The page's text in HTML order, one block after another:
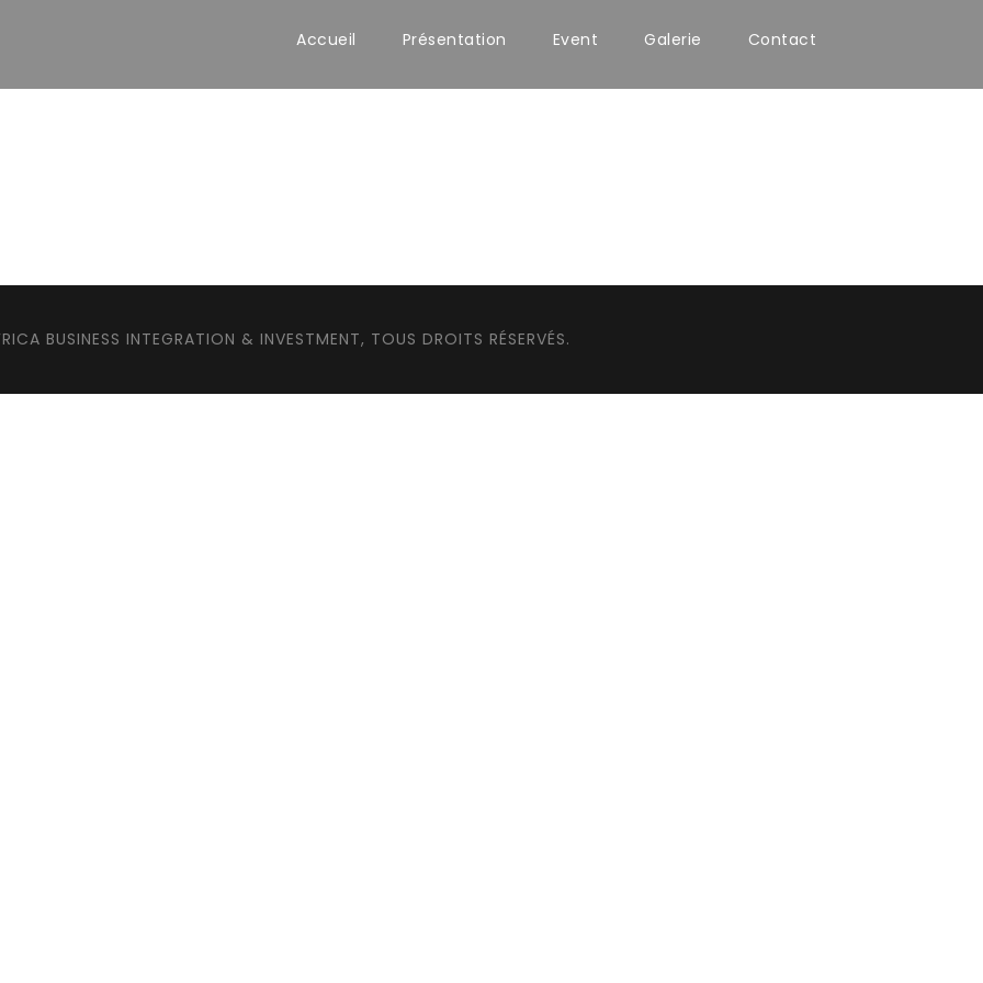
Accueil Présentation Event Galerie Contact
BUSINESS INTEGRATION & INVESTMENT, TOUS DROITS RÉSERVÉS.